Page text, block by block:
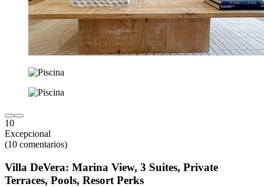
10
Excepcional
(10 comentarios)
Villa DeVera: Marina View, 3 Suites, Private
Terraces, Pools, Resort Perks